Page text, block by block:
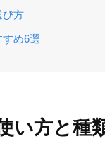
び方
め6選
い方と種